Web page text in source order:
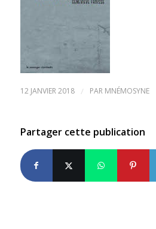
12 JANVIER 2018 / PAR MNÉMOSYNE
Partager cette publication